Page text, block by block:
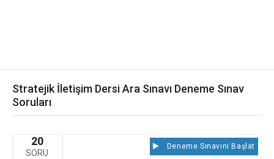
Stratejik İletişim Dersi Ara Sınavı Deneme Sınav
Soruları
20
SORU
Deneme Sınavını Başlat